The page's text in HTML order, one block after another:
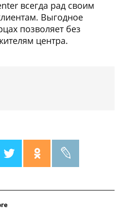
всегда рад своим
Выгодное
позволяет без
центра.